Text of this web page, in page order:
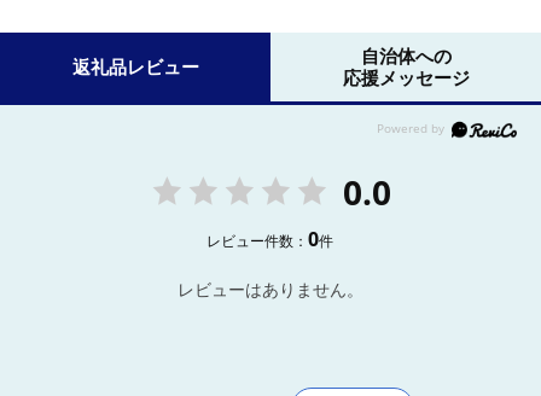
返礼品レビュー
自治体への
応援メッセージ
0.0
レビュー件数：0件
レビューはありません。